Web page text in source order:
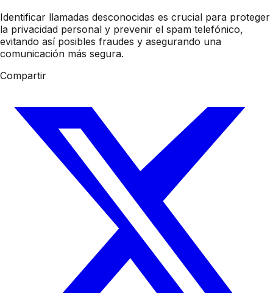
Identificar llamadas desconocidas es crucial para proteger
la privacidad personal y prevenir el spam telefónico,
evitando así posibles fraudes y asegurando una
comunicación más segura.
Compartir